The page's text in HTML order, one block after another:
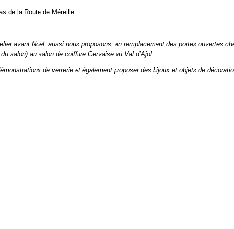
de la Route de Méreille.
avant Noël, aussi nous proposons, en remplacement des portes ouvertes
salon) au salon de coiffure Gervaise au Val d’Ajol.
de verrerie et également proposer des bijoux et objets de